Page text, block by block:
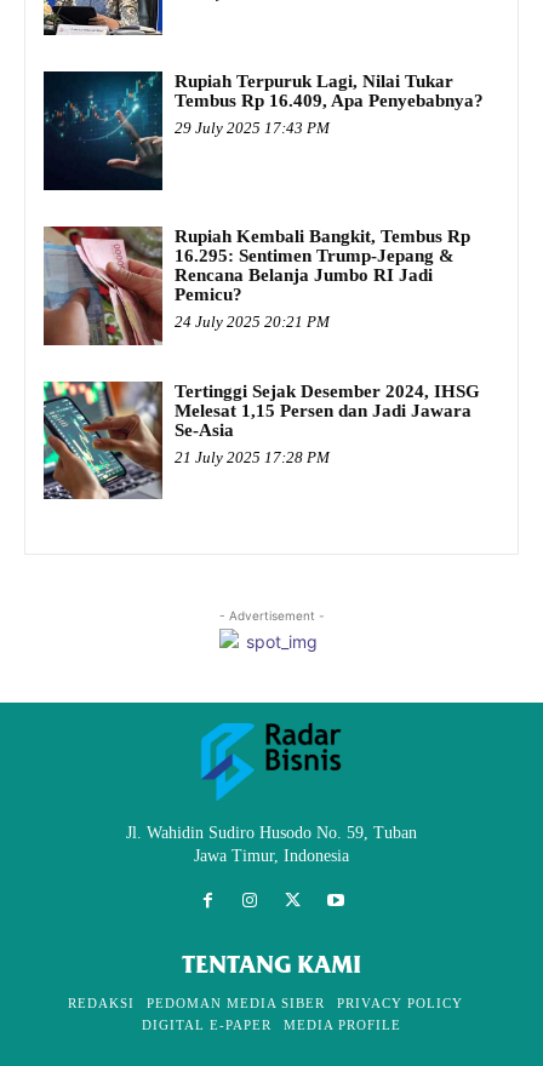
Rupiah Terpuruk Lagi, Nilai Tukar
Tembus Rp 16.409, Apa Penyebabnya?
29 July 2025 17:43 PM
Rupiah Kembali Bangkit, Tembus Rp
16.295: Sentimen Trump-Jepang &
Rencana Belanja Jumbo RI Jadi
Pemicu?
24 July 2025 20:21 PM
Tertinggi Sejak Desember 2024, IHSG
Melesat 1,15 Persen dan Jadi Jawara
Se-Asia
21 July 2025 17:28 PM
- Advertisement -
Jl. Wahidin Sudiro Husodo No. 59, Tuban
Jawa Timur, Indonesia
TENTANG KAMI
REDAKSI PEDOMAN MEDIA SIBER
PRIVACY POLICY
DIGITAL E-PAPER
MEDIA PROFILE